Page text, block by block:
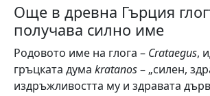
Още в древна Гърция
получава силно име
Родовото име на глога – Crataegus,
гръцката дума kratanos– „силен,
издръжливостта му и здравата